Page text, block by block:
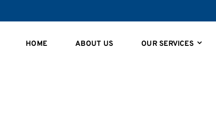
HOME ABOUT US OUR SERVICES